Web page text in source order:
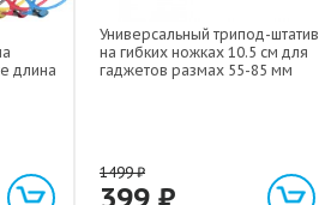
длина
Универсальный трипод-штатив
на гибких ножках 10.5 см для
гаджетов размах 55-85 мм
1499₽